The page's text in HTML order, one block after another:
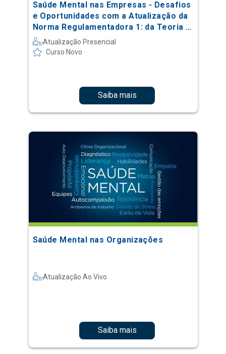
Saúde Mental nas Empresas - Desafios
e Oportunidades com a Atualização da
Norma Regulamentadora 1: da Teoria à
Prática
Atualização Presencial
Curso Novo
Saiba mais
Saúde Mental nas Organizações
Atualização Ao Vivo
Saiba mais